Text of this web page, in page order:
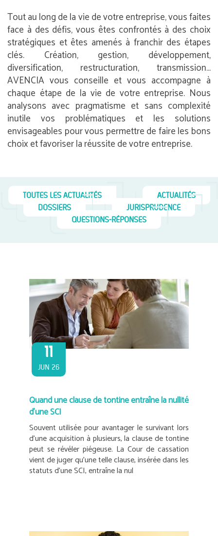
Tout au long de la vie de votre entreprise, vous faites
face à des défis, vous êtes confrontés à des choix
stratégiques et êtes amenés à franchir des étapes
clés. Création, gestion, développement,
diversification, restructuration, transmission…
AVENCIA vous conseille et vous accompagne à
chaque étape de la vie de votre entreprise. Nous
analysons avec pragmatisme et sans complexité
inutile vos problématiques et les solutions
envisageables pour vous permettre de faire les bons
choix et favoriser la réussite de votre entreprise.
TOUTES LES ACTUALITÉS
ACTUALITÉS
DOSSIERS
JURISPRUDENCE
QUESTIONS-RÉPONSES
11
JUN 26
Quand une clause de tontine entraîne la nullité
d’une SCI
Souvent utilisée pour avantager le survivant lors
d’une acquisition à plusieurs, la clause de tontine
peut se révéler piégeuse. La Cour de cassation
vient de juger qu’une telle clause, insérée dans les
statuts d’une SCI, entraîne la nul